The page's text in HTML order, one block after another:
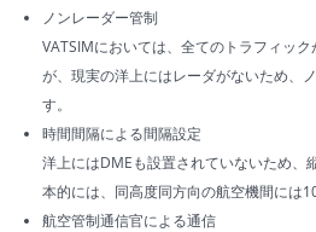
ノンレーダー管制
VATSIMにおいては、全てのトラフィッ
が、現実の洋上にはレーダがないため、
す。
時間間隔による間隔設定
洋上にはDMEも設置されていないため、
本的には、同高度同方向の航空機間には
航空管制通信官による通信